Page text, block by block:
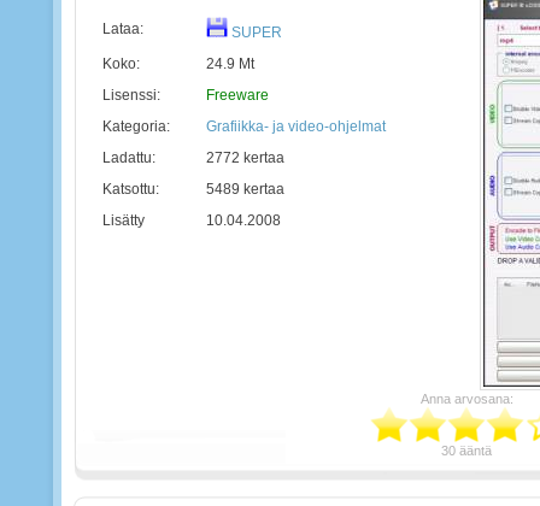
Lataa:
SUPER
Koko:
24.9 Mt
Lisenssi:
Freeware
Kategoria:
Grafiikka- ja video-ohjelmat
Ladattu:
2772 kertaa
Katsottu:
5489 kertaa
Lisätty
10.04.2008
Anna arvosana:
30 ääntä